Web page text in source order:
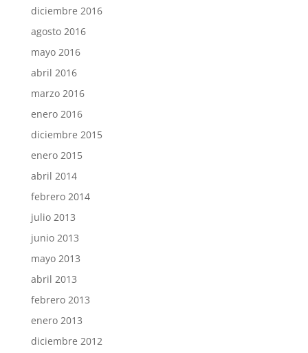
diciembre 2016
agosto 2016
mayo 2016
abril 2016
marzo 2016
enero 2016
diciembre 2015
enero 2015
abril 2014
febrero 2014
julio 2013
junio 2013
mayo 2013
abril 2013
febrero 2013
enero 2013
diciembre 2012